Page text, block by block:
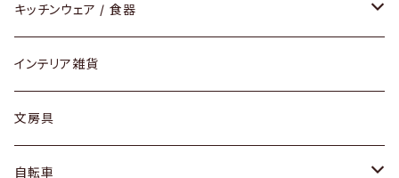
ダイニングセット / ダイニングテーブル
ローテーブル / サイドテーブル
デスク / コンソール
ドレッサー
テーブルランプ / デスクスタンド
フロアライト
アクセサリー
リング
ピアス / イヤリング
財布
バッグ
アウター
キッチンウェア / 食器
グラス / タンブラー
カップ / マグ
プレート / ボウル
インテリア雑貨
文房具
自転車